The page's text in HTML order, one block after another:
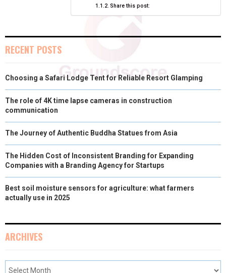
Share this post:
RECENT POSTS
Choosing a Safari Lodge Tent for Reliable Resort Glamping
The role of 4K time lapse cameras in construction
communication
The Journey of Authentic Buddha Statues from Asia
The Hidden Cost of Inconsistent Branding for Expanding
Companies with a Branding Agency for Startups
Best soil moisture sensors for agriculture: what farmers
actually use in 2025
ARCHIVES